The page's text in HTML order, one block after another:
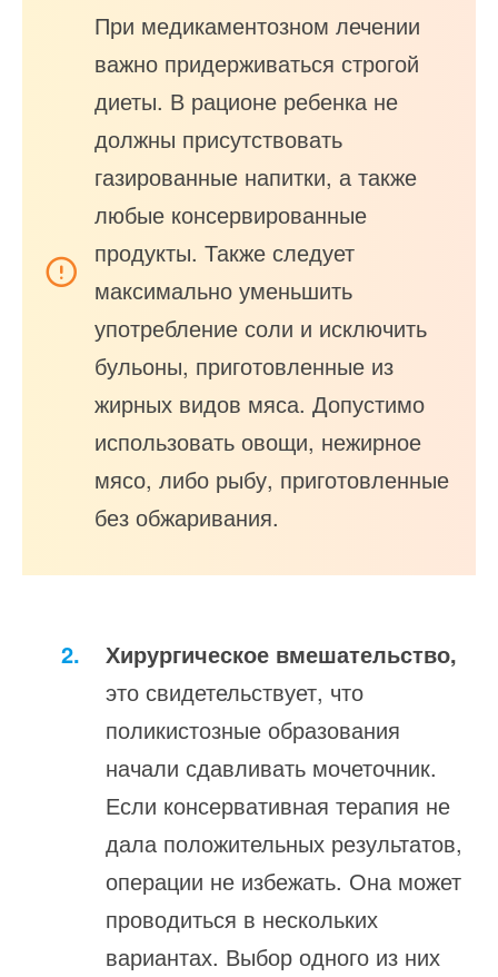
При медикаментозном лечении
важно придерживаться строгой
диеты. В рационе ребенка не
должны присутствовать
газированные напитки, а также
любые консервированные
продукты. Также следует
максимально уменьшить
употребление соли и исключить
бульоны, приготовленные из
жирных видов мяса. Допустимо
использовать овощи, нежирное
мясо, либо рыбу, приготовленные
без обжаривания.
Хирургическое вмешательство,
это свидетельствует, что
поликистозные образования
начали сдавливать мочеточник.
Если консервативная терапия не
дала положительных результатов,
операции не избежать. Она может
проводиться в нескольких
вариантах. Выбор одного из них